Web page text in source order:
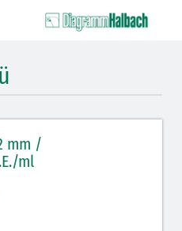
(rot schraffiert): DIVI
mm /
ml